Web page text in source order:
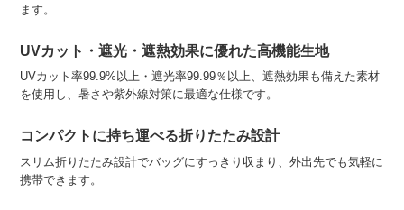
ます。
UVカット・遮光・遮熱効果に優れた高機能生地
UVカット率99.9%以上・遮光率99.99％以上、遮熱効果も備えた素材
を使用し、暑さや紫外線対策に最適な仕様です。
コンパクトに持ち運べる折りたたみ設計
スリム折りたたみ設計でバッグにすっきり収まり、外出先でも気軽に
携帯できます。